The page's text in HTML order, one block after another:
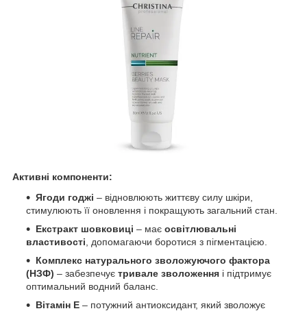
Активні компоненти:
Ягоди годжі – відновлюють життєву силу шкіри,
стимулюють її оновлення і покращують загальний стан.
Екстракт шовковиці – має освітлювальні
властивості , допомагаючи боротися з пігментацією.
Комплекс натурального зволожуючого фактора
(НЗФ) – забезпечує тривале зволоження і підтримує
оптимальний водний баланс.
Вітамін Е – потужний антиоксидант, який зволожує